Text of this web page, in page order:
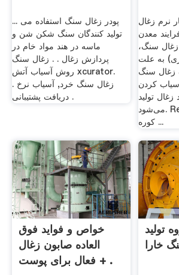
پودر زغال سنگ استفاده می ...
تولید کنندگان سنگ شکن شن و
ماسه در هند مواد خام در
پردازش زغال . . زغال سنگ
روش آسیاب آتش xcurator.
زغال سنگ خرد, آسیاب نرخ .
دریافت پشتیبانی .
نرم زغال
معدن
سنگ،
به علت
زغال سنگ
کردن
تولید
می‌شود. Read More دیگ بخار
کوره ...
خواص و فواید فوق
العاده صابون زغال
فعال برای پوست + .
تولید
خارا